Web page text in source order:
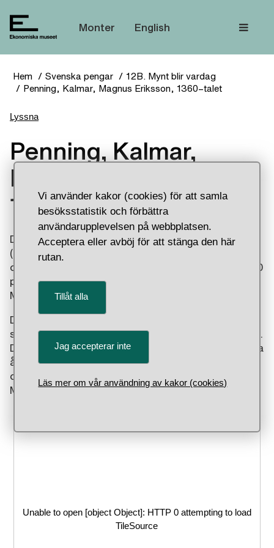
Vi använder kakor (cookies) för att samla
besöksstatistik och förbättra
användarupplevelsen på webbplatsen.
Acceptera eller avböj för att stänga den här
rutan.
Tillåt alla
Jag accepterar inte
Läs mer om vår användning av kakor (cookies)
Monter English Tema
Hem Svenska pengar
12B. Mynt blir vardag
Penning, Kalmar, Magnus Eriksson, 1360–talet
Lyssna
Penning, Kalmar,
Magnus Eriksson,
1360–talet
Dateringen på den här brakteatpräglade penningen
(en penning med motiv endast på ena sidan) är
omdiskuterad. Orsaken är den höga silverhalten, 90
procent. Är myntet från början eller slutet av kung
Magnus Erikssons regeringstid?
Det visar bokstäverna E, H, L och S med en bred
slät ring. Vad bokstäverna betyder känner vi inte till.
Den troliga dateringen är till Magnus Erikssons sista
år som kung. Han avsattes 1364. Myntet utgavs
också som halvpenningar, de enda från kung
Magnus tid, med samma bokstäver.
Unable to open [object Object]: HTTP 0 attempting to load
TileSource